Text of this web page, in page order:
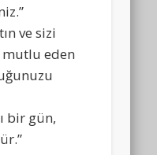
ve sizi
mutlu eden
bir gün,